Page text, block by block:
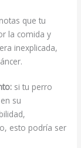
que tu
la comida y
inexplicada,
si tu perro
su
esto podría ser